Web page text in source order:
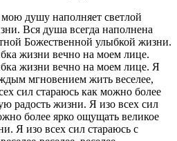
душу наполняет светлой
Вся душа всегда наполнена
Божественной улыбкой жизни.
жизни вечно на моем лице.
жизни вечно на моем лице. Я
мгновением жить веселее,
сил стараюсь как можно более
радость жизни. Я изо всех сил
более ярко ощущать великое
Я изо всех сил стараюсь с